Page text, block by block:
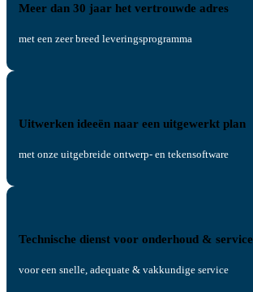
Meer dan 30 jaar het vertrouwde adres
met een zeer breed leveringsprogramma
Uitwerken ideeën naar een uitgewerkt plan
met onze uitgebreide ontwerp- en tekensoftware
Technische dienst voor onderhoud & service
voor een snelle, adequate & vakkundige service